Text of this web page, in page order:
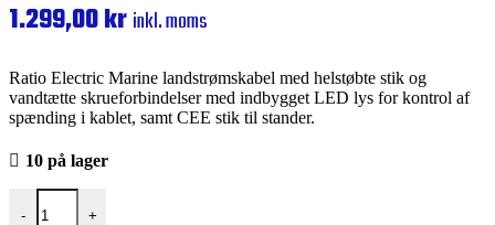
1.299,00kr inkl. moms
Ratio Electric Marine landstrømskabel med helstøbte stik og
vandtætte skrueforbindelser med indbygget LED lys for kontrol af
spænding i kablet, samt CEE stik til stander.
10 på lager
-
Ratio landstrømkabel EU 3x1,5 mm², 15m antal
+